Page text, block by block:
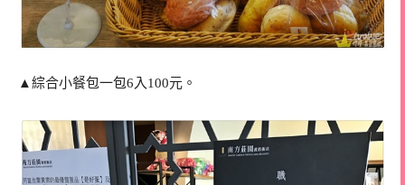
▲綜合小餐包一包6入100元。